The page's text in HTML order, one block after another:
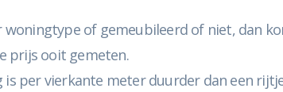
of gemeubileerd of niet, dan
prijs ooit gemeten.
per vierkante meter duurder dan een